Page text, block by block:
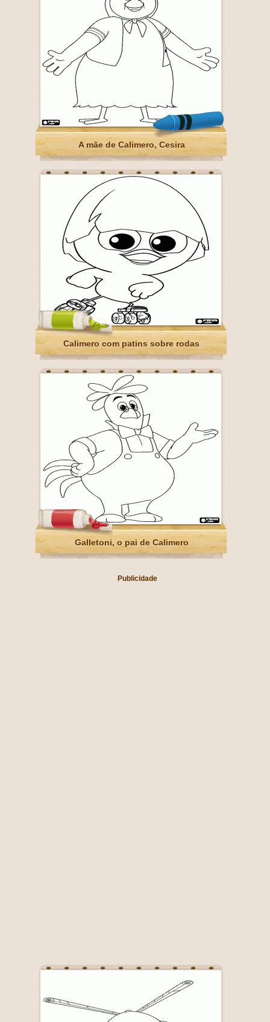
A mãe de Calimero, Cesira
Calimero com patins sobre rodas
Galletoni, o pai de Calimero
Publicidade